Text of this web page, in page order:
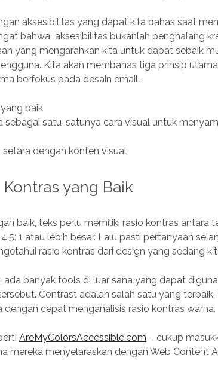
aksesibilitas yang dapat kita bahas saat
bahwa aksesibilitas bukanlah penghalang
yang mengarahkan kita untuk dapat sebaik
Kita akan membahas tiga prinsip
berfokus pada desain email.
baik
sebagai satu-satunya cara visual untuk
dengan konten visual
yang Baik
baik, teks perlu memiliki rasio kontras antara
1 atau lebih besar. Lalu pasti pertanyaan
rasio kontras dari design yang sedang
ada banyak tools di luar sana yang dapat
Contrast adalah salah satu yang terbaik,
cepat menganalisis rasio kontras warna.
AreMyColorsAccessible.com – cukup
mereka menyelaraskan dengan Web Content